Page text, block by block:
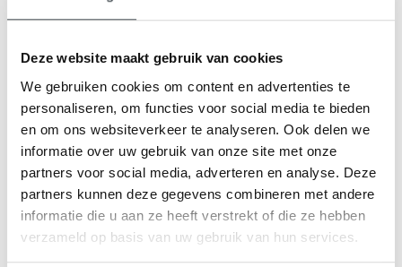
Deze website maakt gebruik van cookies
We gebruiken cookies om content en advertenties te
personaliseren, om functies voor social media te bieden
en om ons websiteverkeer te analyseren. Ook delen we
informatie over uw gebruik van onze site met onze
partners voor social media, adverteren en analyse. Deze
partners kunnen deze gegevens combineren met andere
informatie die u aan ze heeft verstrekt of die ze hebben
verzameld op basis van uw gebruik van hun services.